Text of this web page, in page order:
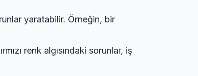
yaratabilir. Örneğin, bir
renk algısındaki sorunlar, iş